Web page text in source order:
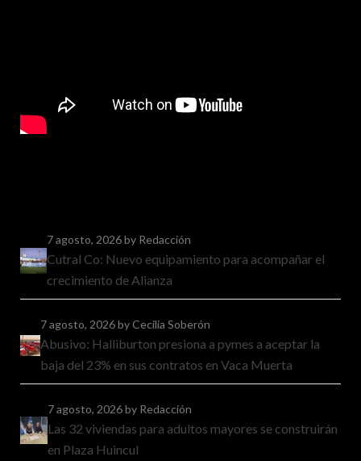
7 agosto, 2026by Redacción
Cutral Co: Nuevo equipamiento para acompañar el
crecimiento de Alianza
7 agosto, 2026by Cecilia Soberón
Abusivo: Halliburton presiona a pymes a aceptar la
baja del 23% en sus contratos en Vaca Muerta
7 agosto, 2026by Redacción
Las 32 viviendas para adultos mayores se construirán
en Plaza Huincul